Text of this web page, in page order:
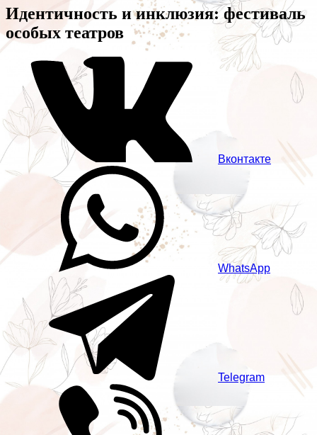
Идентичность и инклюзия: фестиваль
особых театров
Вконтакте
WhatsApp
Telegram